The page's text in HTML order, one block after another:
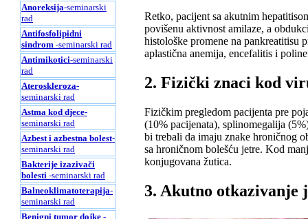
Anoreksija-seminarski
rad
Antifosfolipidni
sindrom -seminarski rad
Antimikotici-seminarski
rad
Ateroskleroza-
seminarski rad
Astma kod djece-
seminarski rad
Azbest i azbestna bolest-
seminarski rad
Bakterije izazivači
bolesti -seminarski rad
Balneoklimatoterapija-
seminarski rad
Benigni tumor dojke -
Retko, pacijent sa akutnim
povišenu aktivnost amilaze, a
histološke promene na pankreatitisu
aplastična anemija, encefalitis i
2. Fizički znaci kod
Fizičkim pregledom pacijenta pre
(10% pacijenata), splinomegalija
bi trebali da imaju znake hroničnog
sa hroničnom bolešću jetre. Kod
konjugovana žutica.
3. Akutno